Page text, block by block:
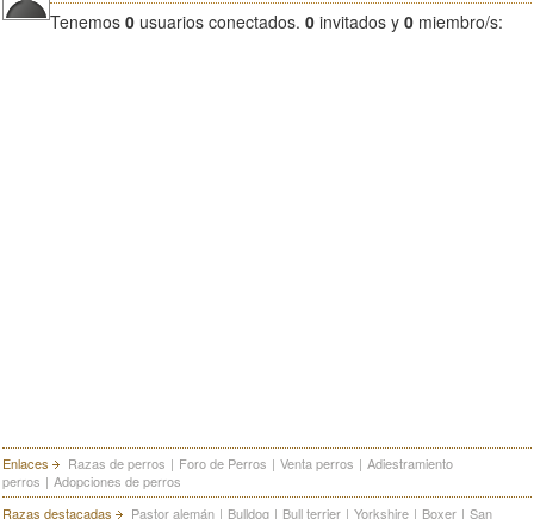
Tenemos 0 usuarios conectados. 0 invitados y 0 miembro/s:
Enlaces Razas de perros | Foro de Perros | Venta perros | Adiestramiento
perros | Adopciones de perros
Razas destacadas
Pastor alemán | Bulldog | Bull terrier | Yorkshire | Boxer | San